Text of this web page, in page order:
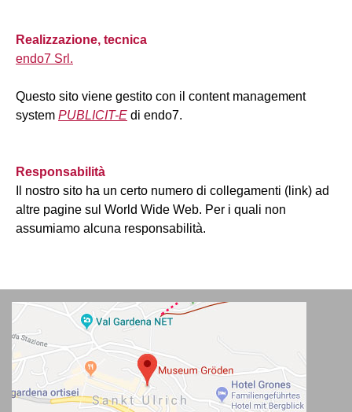
Realizzazione, tecnica
endo7 Srl.
Questo sito viene gestito con il content management
system PUBLICIT-E di endo7.
Responsabilità
Il nostro sito ha un certo numero di collegamenti (link) ad
altre pagine sul World Wide Web. Per i quali non
assumiamo alcuna responsabilità.